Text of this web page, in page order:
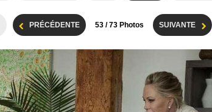
PRÉCÉDENTE 53 / 73 Photos SUIVANTE